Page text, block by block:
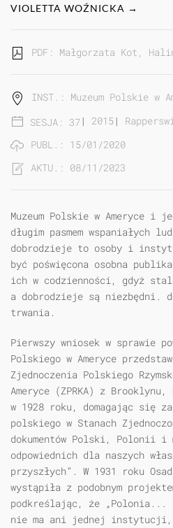
Muzeum Polskie w Ameryce
długim pasmem wspaniałych
dobrodzieje to osoby i
być poświęcona osobna
ich w codzienności, gdyż
a dobrodzieje są niezbędni.
trwania.
Pierwszy wniosek w sprawie
Polskiego w Ameryce
Zjednoczenia Polskiego
Ameryce (ZPRKA) z
w 1928 roku, domagając się
polskiego w Stanach
dokumentów Polski, Polonii i
odpowiednich dla naszych
przyszłych”. W 1931 roku
wystąpiła z podobnym
podkreślając, że
nie ma ani jednej instytucji,
VIOLETTA WOŹNICKA →
PDF: Małgorzata Kot,
INST.: Muzeum Polskie w
SESJA: 37| 2015|
PUBL.: 15/01/2020
AKTU.: 08/11/2023